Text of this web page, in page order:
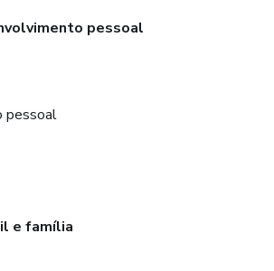
pessoal
pessoal
e família